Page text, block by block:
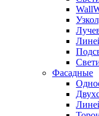
Фасадные